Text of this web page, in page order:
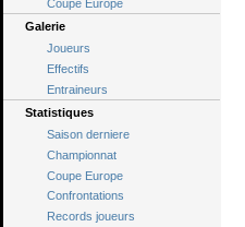
Coupe Europe
Galerie
Joueurs
Effectifs
Entraineurs
Statistiques
Saison derniere
Championnat
Coupe Europe
Confrontations
Records joueurs